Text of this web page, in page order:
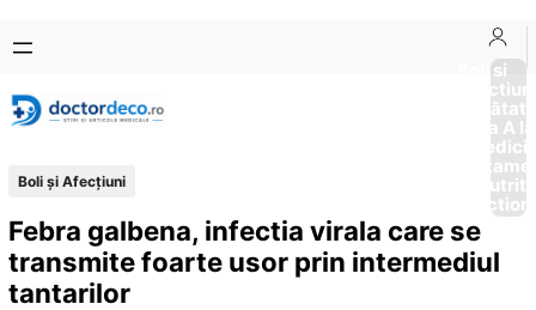
conținut
content
Boli si
Afectiuni
Sănătate
de la A
Boli și Afecțiuni
Febra galbena, infectia virala care se
transmite foarte usor prin intermediul
tantarilor